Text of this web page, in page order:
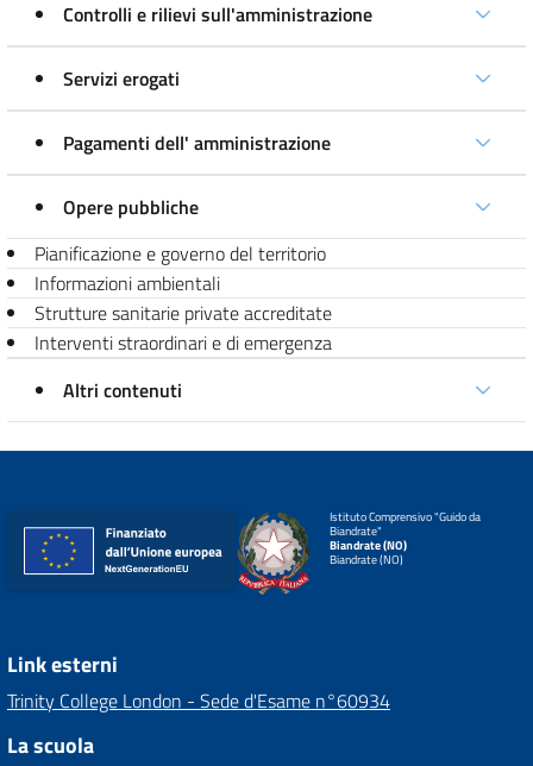
Controlli e rilievi sull'amministrazione
Servizi erogati
Pagamenti dell' amministrazione
Opere pubbliche
Pianificazione e governo del territorio
Informazioni ambientali
Strutture sanitarie private accreditate
Interventi straordinari e di emergenza
Altri contenuti
Istituto Comprensivo "Guido da
Biandrate"
Biandrate (NO)
Biandrate (NO)
Link esterni
Trinity College London - Sede d'Esame n°60934
La scuola